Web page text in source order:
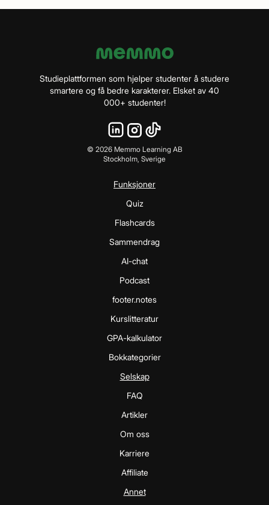
Studieplattformen som hjelper studenter å studere
smartere og få bedre karakterer. Elsket av 40
000+ studenter!
© 2026Memmo Learning AB
Stockholm, Sverige
Funksjoner
Quiz
Flashcards
Sammendrag
AI-chat
Podcast
footer.notes
Kurslitteratur
GPA-kalkulator
Bokkategorier
Selskap
FAQ
Artikler
Om oss
Karriere
Affiliate
Annet